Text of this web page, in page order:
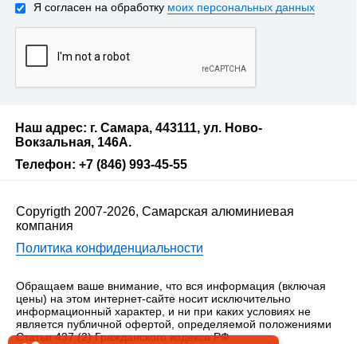
Я согласен на обработку моих персональных данных
Наш адрес: г. Самара, 443111, ул. Ново-
Вокзальная, 146А.
Телефон: +7 (846) 993-45-55
Copyrigth 2007-2026, Самарская алюминиевая
компания
Политика конфиденциальности
Обращаем ваше внимание, что вся информация (включая
цены) на этом интернет-сайте носит исключительно
информационный характер, и ни при каких условиях не
является публичной офертой, определяемой положениями
Статьи 437 (2) Гражданского кодекса РФ.